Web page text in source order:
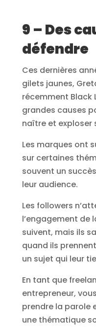
9 – Des
défendre
Ces dernières
gilets jaunes,
récemment Black
grandes causes
naître et exploser
Les marques ont
sur certaines
souvent un
leur audience.
Les followers
l’engagement de
suivent, mais ils
quand ils
un sujet qui leur
En tant que
entrepreneur,
prendre la parole
une thématique